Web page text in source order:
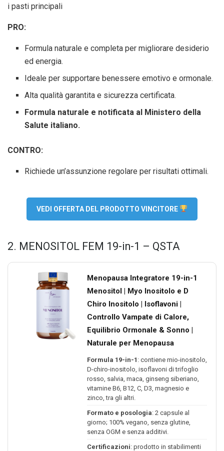
i pasti principali
PRO:
Formula naturale e completa per migliorare desiderio
ed energia.
Ideale per supportare benessere emotivo e ormonale.
Alta qualità garantita e sicurezza certificata.
Formula naturale e notificata al Ministero della
Salute italiano.
CONTRO:
Richiede un’assunzione regolare per risultati ottimali.
VEDI OFFERTA DEL PRODOTTO VINCITORE
2. MENOSITOL FEM 19-in-1 – QSTA
Menopausa Integratore 19-in-1
Menositol | Myo Inositolo e D
Chiro Inositolo | Isoflavoni |
Controllo Vampate di Calore,
Equilibrio Ormonale & Sonno |
Naturale per Menopausa
Formula 19-in-1 : contiene mio-inositolo,
D-chiro-inositolo, isoflavoni di trifoglio
rosso, salvia, maca, ginseng siberiano,
vitamine B6, B12, C, D3, magnesio e
zinco, tra gli altri.
Formato e posologia: 2 capsule al
giorno; 100% vegano, senza glutine,
senza OGM e senza additivi.
Certificazioni: prodotto in stabilimenti